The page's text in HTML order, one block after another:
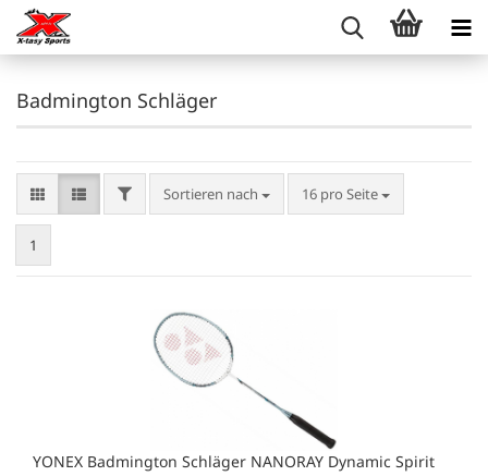
Badmington Schläger
FILTERSortieren nach
Sortieren nach 16 pro Seite
pro Seite
1
YONEX Badmington Schläger NANORAY Dynamic Spirit